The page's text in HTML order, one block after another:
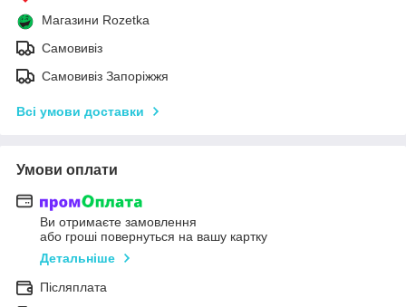
Магазини Rozetka
Самовивіз
Самовивіз Запоріжжя
Всі умови доставки
Умови оплати
Ви отримаєте замовлення
або гроші повернуться на вашу картку
Детальніше
Післяплата